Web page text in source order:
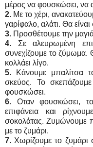
μέρος να φουσκώσει, να
2. Με το χέρι,
γαρίφαλο, αλάτι. Θα
3. Προσθέτουμε την
4. Σε αλευρωμένη
συνεχίζουμε το ζύμωμα.
κολλάει λίγο.
5. Κάνουμε μπαλίτσα
σκεύος. Το
φουσκώσει.
6. Οταν φουσκώσει,
επιφάνεια και
σοκολάτας. Ζυμώνουμε
με το ζυμάρι.
7. Χωρίζουμε το ζυμάρι